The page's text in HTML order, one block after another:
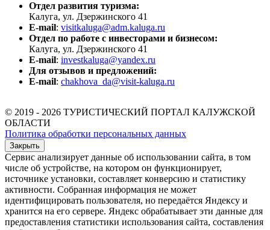
Отдел развития туризма:
Калуга, ул. Дзержинского 41
E-mail: visitkaluga@adm.kaluga.ru
Отдел по работе с инвесторами и бизнесом:
Калуга, ул. Дзержинского 41
E-mail: investkaluga@yandex.ru
Для отзывов и предложений:
E-mail: chakhova_da@visit-kaluga.ru
© 2019 - 2026 ТУРИСТИЧЕСКИЙ ПОРТАЛ КАЛУЖСКОЙ
ОБЛАСТИ
Политика обработки персональных данных
Закрыть
Сервис анализирует данные об использовании сайта, в том
числе об устройстве, на котором он функционирует,
источнике установки, составляет конверсию и статистику
активности. Собранная информация не может
идентифицировать пользователя, но передаётся Яндексу и
хранится на его сервере. Яндекс обрабатывает эти данные для
предоставления статистики использования сайта, составления